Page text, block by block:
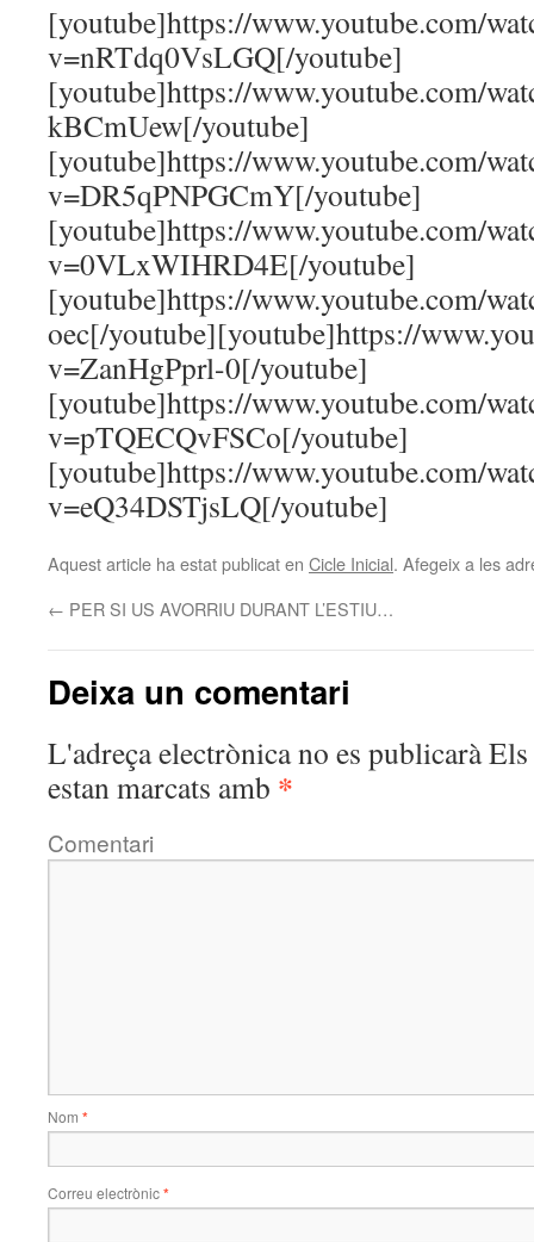
[youtube]https://www.youtube.com/
v=nRTdq0VsLGQ[/youtube]
[youtube]https://www.youtube.com/
kBCmUew[/youtube]
[youtube]https://www.youtube.com/
v=DR5qPNPGCmY[/youtube]
[youtube]https://www.youtube.com/
v=0VLxWIHRD4E[/youtube]
[youtube]https://www.youtube.com/
oec[/youtube][youtube]https://
v=ZanHgPprl-0[/youtube]
[youtube]https://www.youtube.com/
v=pTQECQvFSCo[/youtube]
[youtube]https://www.youtube.com/
v=eQ34DSTjsLQ[/youtube]
Aquest article ha estat publicat en Cicle Inicial. Afegeix a les
← PER SI US AVORRIU DURANT L’ESTIU…
Deixa un comentari
L'adreça electrònica no es publicaràEls
estan marcats amb *
Comentari
Nom *
Correu electrònic*